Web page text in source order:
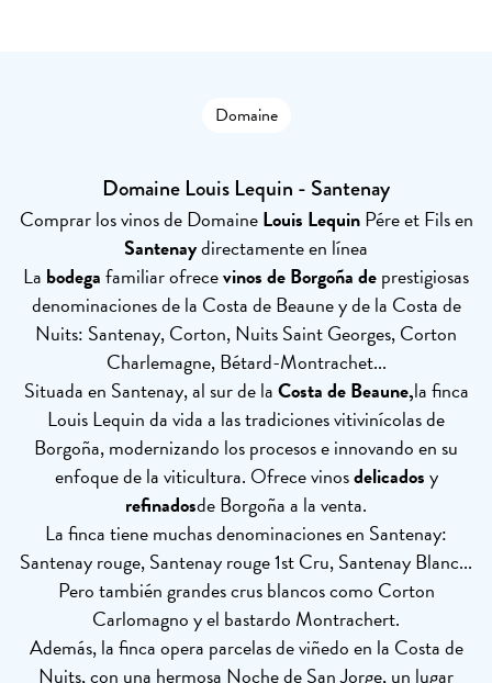
Domaine
Domaine Louis Lequin - Santenay
Comprar los vinos de DomaineLouis LequinPére et Fils en
Santenaydirectamente en línea
La bodegafamiliar ofrecevinos de Borgoña deprestigiosas
denominaciones de la Costa de Beaune y de la Costa de
Nuits: Santenay, Corton, Nuits Saint Georges, Corton
Charlemagne, Bétard-Montrachet...
Situada en Santenay, al sur de laCosta de Beaune,la finca
Louis Lequin da vida a las tradiciones vitivinícolas de
Borgoña, modernizando los procesos e innovando en su
enfoque de la viticultura. Ofrece vinosdelicadosy
refinadosde Borgoña a la venta.
La finca tiene muchas denominaciones en Santenay:
Santenay rouge, Santenay rouge 1st Cru, Santenay Blanc...
Pero también grandes crus blancos como Corton
Carlomagno y el bastardo Montrachert.
Además, la finca opera parcelas de viñedo en la Costa de
Nuits, con una hermosa Noche de San Jorge, un lugar